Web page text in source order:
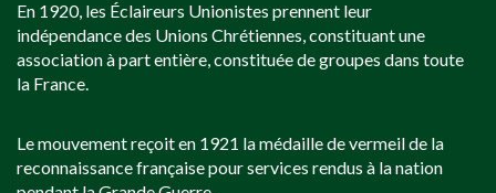
En 1920, les Éclaireurs Unionistes prennent leur
indépendance des Unions Chrétiennes, constituant une
association à part entière, constituée de groupes dans toute
la France.
Le mouvement reçoit en 1921 la médaille de vermeil de la
reconnaissance française pour services rendus à la nation